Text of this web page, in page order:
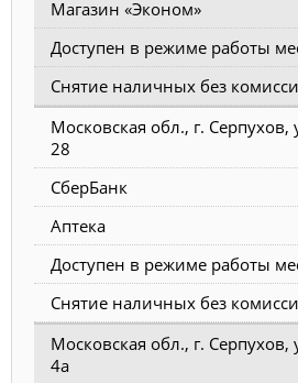
Магазин «Эконом»
Доступен в режиме работы
Снятие наличных без
Московская обл., г. Серпухов,
28
СберБанк
Аптека
Доступен в режиме работы
Снятие наличных без
Московская обл., г. Серпухов,
4а